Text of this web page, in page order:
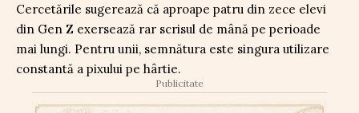
Cercetările sugerează că aproape patru din zece elevi
din Gen Z exersează rar scrisul de mână pe perioade
mai lungi. Pentru unii, semnătura este singura utilizare
constantă a pixului pe hârtie.
Publicitate